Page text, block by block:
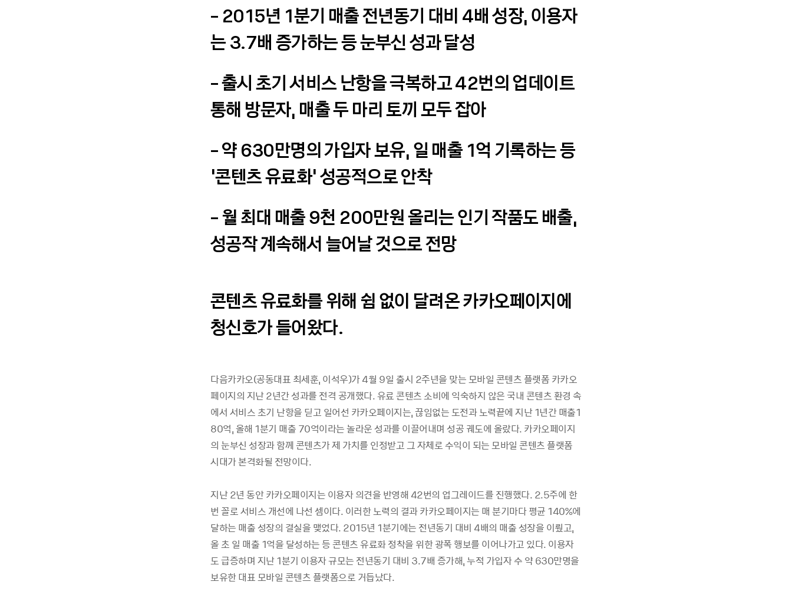
- 2015년 1분기 매출 전년동기 대비 4배 성장, 이용자
는 3.7배 증가하는 등 눈부신 성과 달성
- 출시 초기 서비스 난항을 극복하고 42번의 업데이트
통해 방문자, 매출 두 마리 토끼 모두 잡아
- 약 630만명의 가입자 보유, 일 매출 1억 기록하는 등
‘콘텐츠 유료화’ 성공적으로 안착
- 월 최대 매출 9천 200만원 올리는 인기 작품도 배출,
성공작 계속해서 늘어날 것으로 전망
콘텐츠 유료화를 위해 쉼 없이 달려온 카카오페이지에
청신호가 들어왔다.
다음카카오(공동대표 최세훈, 이석우)가 4월 9일 출시 2주년을 맞는 모바일 콘텐츠 플랫폼 카카오
페이지의 지난 2년간 성과를 전격 공개했다. 유료 콘텐츠 소비에 익숙하지 않은 국내 콘텐츠 환경 속
에서 서비스 초기 난항을 딛고 일어선 카카오페이지는, 끊임없는 도전과 노력끝에 지난 1년간 매출1
80억, 올해 1분기 매출 70억이라는 놀라운 성과를 이끌어내며 성공 궤도에 올랐다. 카카오페이지
의 눈부신 성장과 함께 콘텐츠가 제 가치를 인정받고 그 자체로 수익이 되는 모바일 콘텐츠 플랫폼
시대가 본격화될 전망이다.
지난 2년 동안 카카오페이지는 이용자 의견을 반영해 42번의 업그레이드를 진행했다. 2.5주에 한
번 꼴로 서비스 개선에 나선 셈이다. 이러한 노력의 결과 카카오페이지는 매 분기마다 평균 140%에
달하는 매출 성장의 결실을 맺었다. 2015년 1분기에는 전년동기 대비 4배의 매출 성장을 이뤘고,
올 초 일 매출 1억을 달성하는 등 콘텐츠 유료화 정착을 위한 광폭 행보를 이어나가고 있다. 이용자
도 급증하며 지난 1분기 이용자 규모는 전년동기 대비 3.7배 증가해, 누적 가입자 수 약 630만명을
보유한 대표 모바일 콘텐츠 플랫폼으로 거듭났다.